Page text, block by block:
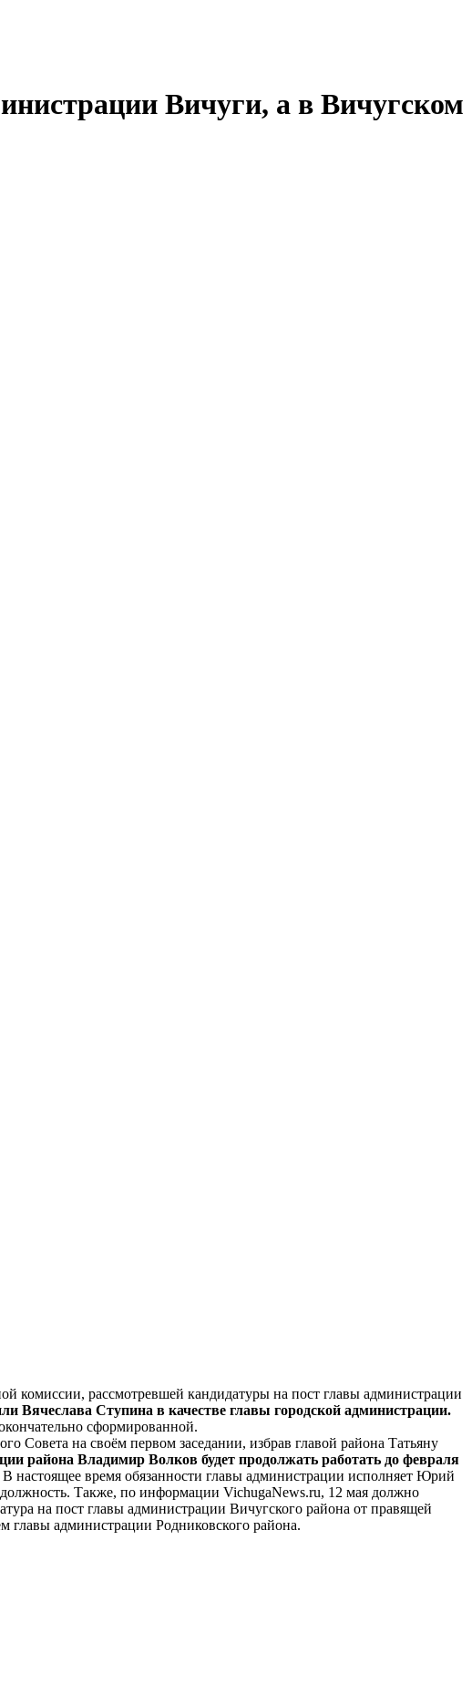
Вичуги, а в Вичугском
комиссии, рассмотревшей кандидатуры на пост главы администрации
Вячеслава Ступина в качестве главы городской администрации.
сформированной.
Совета на своём первом заседании, избрав главой района Татьяну
района Владимир Волков будет продолжать работать до февраля
В настоящее время обязанности главы администрации исполняет Юрий
должность. Также, по информации VichugaNews.ru, 12 мая должно
на пост главы администрации Вичугского района от правящей
главы администрации Родниковского района.